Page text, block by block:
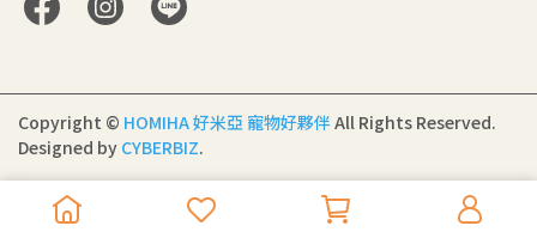
Copyright © HOMIHA 好米亞 寵物好夥伴 All Rights Reserved.
Designed by CYBERBIZ.